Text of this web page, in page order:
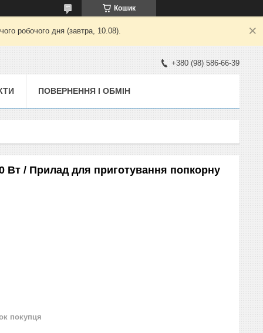
Кошик
робочого дня (завтра, 10.08).
+380 (98) 586-66-39
ПОВЕРНЕННЯ І ОБМІН
Вт / Прилад для приготування попкорну
покупця